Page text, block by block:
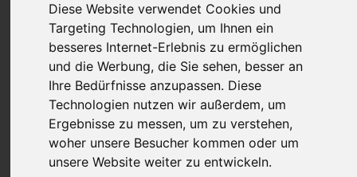
Diese Website verwendet Cookies und
Targeting Technologien, um Ihnen ein
besseres Internet-Erlebnis zu ermöglichen
und die Werbung, die Sie sehen, besser an
Ihre Bedürfnisse anzupassen. Diese
Technologien nutzen wir außerdem, um
Ergebnisse zu messen, um zu verstehen,
woher unsere Besucher kommen oder um
unsere Website weiter zu entwickeln.
Dr. Ronald Steiner
Ulm AshtangaYoga.info